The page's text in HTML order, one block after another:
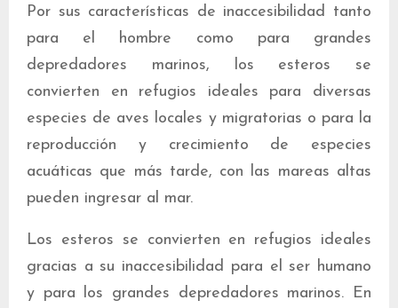
Por sus características de inaccesibilidad tanto
para el hombre como para grandes
depredadores marinos, los esteros se
convierten en refugios ideales para diversas
especies de aves locales y migratorias o para la
reproducción y crecimiento de especies
acuáticas que más tarde, con las mareas altas
pueden ingresar al mar.
Los esteros se convierten en refugios ideales
gracias a su inaccesibilidad para el ser humano
y para los grandes depredadores marinos. En